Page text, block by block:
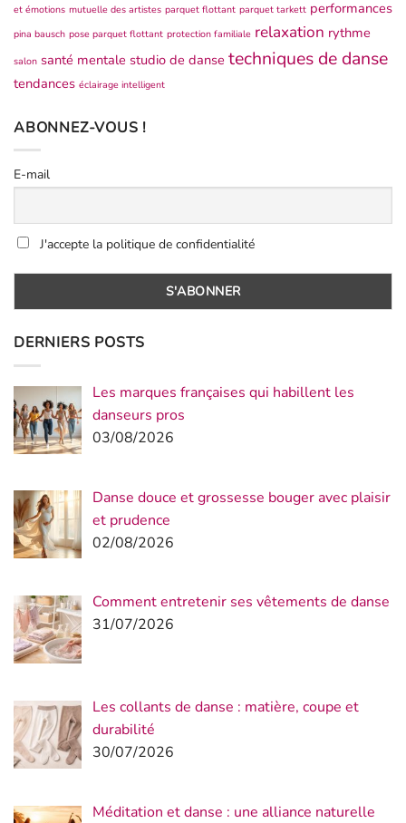
et émotions mutuelle des artistes parquet flottant parquet tarkett performances
pina bausch pose parquet flottant protection familiale relaxation rythme
salon santé mentale studio de danse techniques de danse
tendances éclairage intelligent
ABONNEZ-VOUS !
E-mail
J'accepte la politique de confidentialité
DERNIERS POSTS
Les marques françaises qui habillent les
danseurs pros
03/08/2026
Danse douce et grossesse bouger avec plaisir
et prudence
02/08/2026
Comment entretenir ses vêtements de danse
31/07/2026
Les collants de danse : matière, coupe et
durabilité
30/07/2026
Méditation et danse : une alliance naturelle